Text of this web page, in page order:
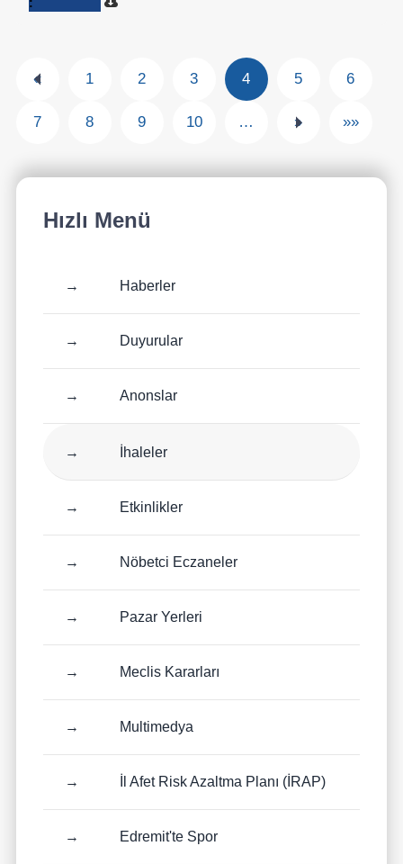
« 1 2 3 4 5 6
7 8 9 10 … » »»
Hızlı Menü
→ Haberler
→ Duyurular
→ Anonslar
→ İhaleler
→ Etkinlikler
→ Nöbetci Eczaneler
→ Pazar Yerleri
→ Meclis Kararları
→ Multimedya
→ İl Afet Risk Azaltma Planı (İRAP)
→ Edremit'te Spor